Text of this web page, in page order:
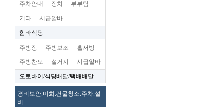
주차안내 장치 부부팀
기타 시급알바
함바식당
주방장 주방보조 홀서빙
주방찬모 설거지 시급알바
오토바이/식당배달/택배배달
경비보안.미화.건물청소.주차.설
비